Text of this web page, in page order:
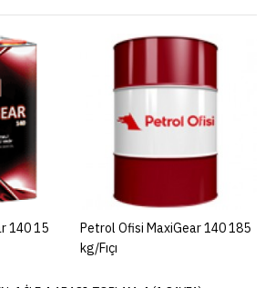
ADD TO WISHLIST
Petrol Ofisi MaxiGear 140
ADD TO COMPARE
140 15
Petrol Ofisi MaxiGear 140 185
kg/Fıçı